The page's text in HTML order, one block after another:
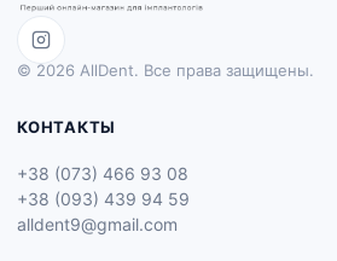
© 2026 AllDent. Все права защищены.
КОНТАКТЫ
+38 (073) 466 93 08
+38 (093) 439 94 59
alldent9@gmail.com